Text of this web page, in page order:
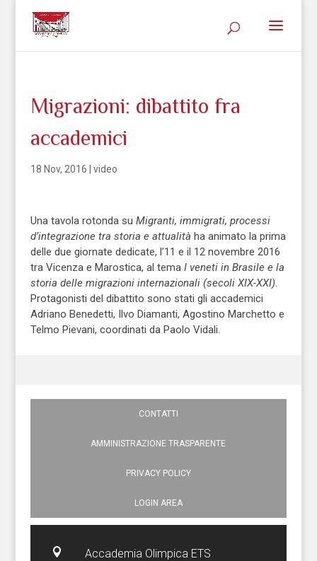
Migrazioni: dibattito fra
accademici
18 Nov, 2016 video
Una tavola rotonda su Migranti, immigrati, processi
d’integrazione tra storia e attualità ha animato la prima
delle due giornate dedicate, l’11 e il 12 novembre 2016
tra Vicenza e Marostica, al tema I veneti in Brasile e la
storia delle migrazioni internazionali (secoli XIX-XXI).
Protagonisti del dibattito sono stati gli accademici
Adriano Benedetti, Ilvo Diamanti, Agostino Marchetto e
Telmo Pievani, coordinati da Paolo Vidali.
CONTATTI
AMMINISTRAZIONE TRASPARENTE
PRIVACY POLICY
LOGIN AREA
 Accademia Olimpica ETS